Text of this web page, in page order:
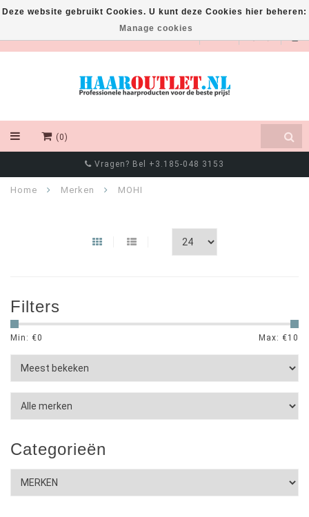
EUR
(0)
Vragen? Bel +3.185-048 3153
Home Merken MOHI
Filters
Min: €0 Max: €10
Categorieën
Deze website gebruikt Cookies. U kunt deze Cookies hier beheren:
Manage cookies